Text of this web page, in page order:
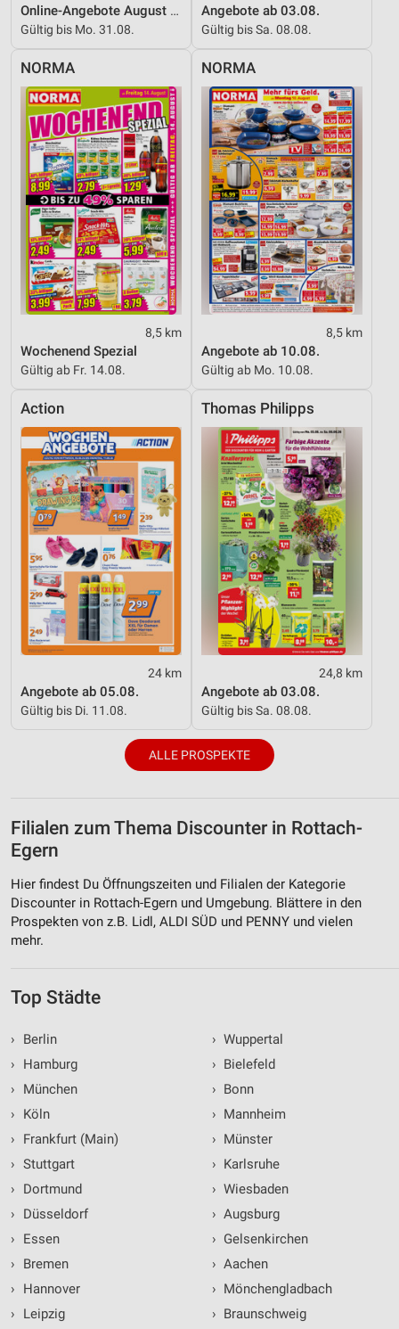
Online-Angebote August 2026
Gültig bis Mo. 31.08.
Angebote ab 03.08.
Gültig bis Sa. 08.08.
NORMA
8,5 km
Wochenend Spezial
Gültig ab Fr. 14.08.
NORMA
8,5 km
Angebote ab 10.08.
Gültig ab Mo. 10.08.
Action
24 km
Angebote ab 05.08.
Gültig bis Di. 11.08.
Thomas Philipps
24,8 km
Angebote ab 03.08.
Gültig bis Sa. 08.08.
ALLE PROSPEKTE
Filialen zum Thema Discounter in Rottach-
Egern
Hier findest Du Öffnungszeiten und Filialen der Kategorie
Discounter in Rottach-Egern und Umgebung. Blättere in den
Prospekten von z.B. Lidl, ALDI SÜD und PENNY und vielen
mehr.
Top Städte
›
Berlin
›
Hamburg
›
München
›
Köln
›
Frankfurt (Main)
› Stuttgart
›
Dortmund
›
Düsseldorf
›
Essen
›
Bremen
›
Hannover
›
Leipzig
› Wuppertal
› Bielefeld
› Bonn
› Mannheim
› Münster
› Karlsruhe
› Wiesbaden
› Augsburg
› Gelsenkirchen
› Aachen
› Mönchengladbach
› Braunschweig